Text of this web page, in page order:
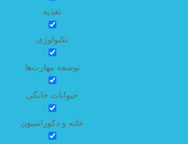
تغذیه
تکنولوژی
توسعه مهارت‌ها
حیوانات خانگی
خانه و دکوراسیون